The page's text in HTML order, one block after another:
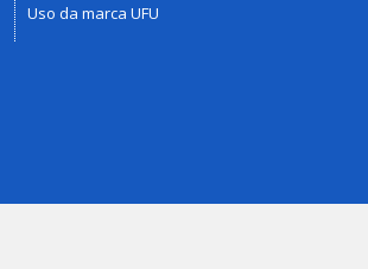
Uso da marca UFU